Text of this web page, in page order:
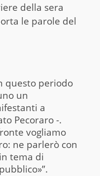
della sera
le parole del
questo periodo
un
a
Pecoraro -.
vogliamo
ne parlerò con
tema di